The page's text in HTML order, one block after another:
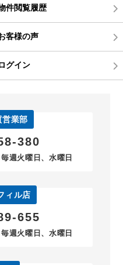
件閲覧履歴
客様の声
グイン
業部
380
週火曜日、水曜日
ィル店
655
週火曜日、水曜日